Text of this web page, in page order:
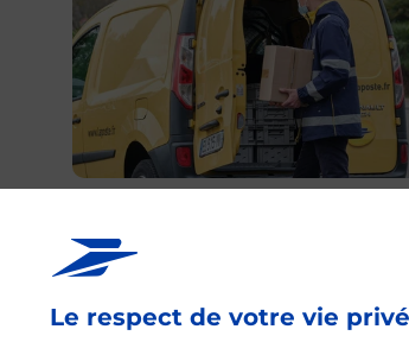
Le respect de votre vie
Vous souhaitez envoyer un colis depuis :
proposées par La Poste.